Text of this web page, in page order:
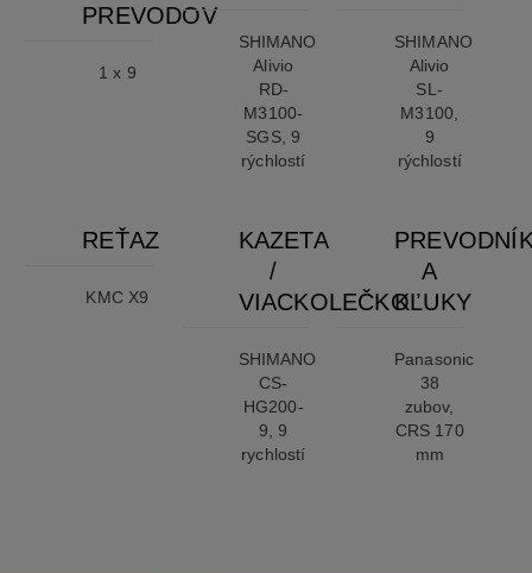
PREVODOV
1 x 9
SHIMANO
Alivio
RD-
M3100-
SGS, 9
rýchlostí
SHIMANO
Alivio
SL-
M3100,
9
rýchlostí
REŤAZ
KMC X9
KAZETA
/
VIACKOLEČKO
SHIMANO
CS-
HG200-
9, 9
rychlostí
A
KĽUKY
Panasonic
38
zubov,
CRS 170
mm